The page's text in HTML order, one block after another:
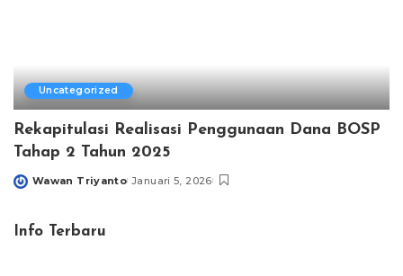
Uncategorized
Rekapitulasi Realisasi Penggunaan Dana BOSP
Tahap 2 Tahun 2025
Posted
Wawan Triyanto Januari 5, 2026
Info Terbaru